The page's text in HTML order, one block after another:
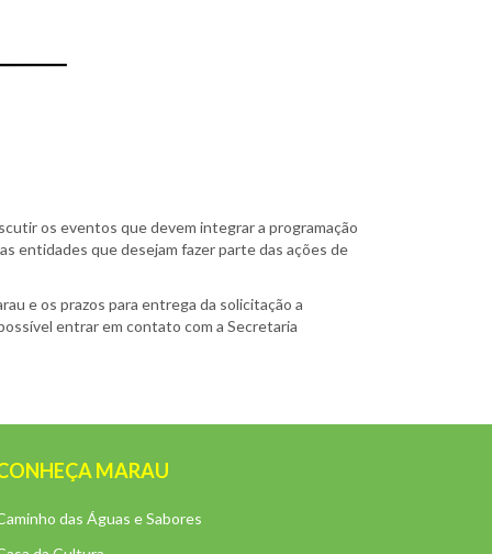
os eventos que devem integrar a programação
entidades que desejam fazer parte das ações de
e os prazos para entrega da solicitação a
entrar em contato com a Secretaria
MARAU
das Águas e Sabores